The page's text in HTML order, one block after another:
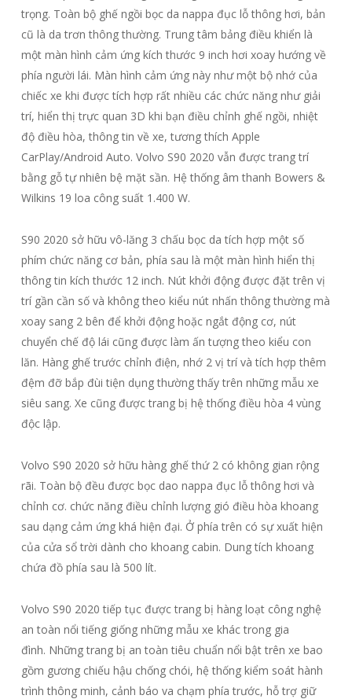
trọng. Toàn bộ ghế ngồi bọc da nappa đục lỗ thông hơi, bản
cũ là da trơn thông thường. Trung tâm bảng điều khiển là
một màn hình cảm ứng kích thước 9 inch hơi xoay hướng về
phía người lái. Màn hình cảm ứng này như một bộ nhớ của
chiếc xe khi được tích hợp rất nhiều các chức năng như giải
trí, hiển thị trực quan 3D khi bạn điều chỉnh ghế ngồi, nhiệt
độ điều hòa, thông tin về xe, tương thích Apple
CarPlay/Android Auto. Volvo S90 2020 vẫn được trang trí
bằng gỗ tự nhiên bệ mặt sần. Hệ thống âm thanh Bowers &
Wilkins 19 loa công suất 1.400 W.
S90 2020 sở hữu vô-lăng 3 chấu bọc da tích hợp một số
phím chức năng cơ bản, phía sau là một màn hình hiển thị
thông tin kích thước 12 inch. Nút khởi động được đặt trên vị
trí gần cần số và không theo kiểu nút nhấn thông thường mà
xoay sang 2 bên để khởi động hoặc ngắt động cơ, nút
chuyển chế độ lái cũng được làm ấn tượng theo kiểu con
lăn. Hàng ghế trước chỉnh điện, nhớ 2 vị trí và tích hợp thêm
đệm đỡ bắp đùi tiện dụng thường thấy trên những mẫu xe
siêu sang. Xe cũng được trang bị hệ thống điều hòa 4 vùng
độc lập.
Volvo S90 2020 sở hữu hàng ghế thứ 2 có không gian rộng
rãi. Toàn bộ đều được bọc dao nappa đục lỗ thông hơi và
chỉnh cơ. chức năng điều chỉnh lượng gió điều hòa khoang
sau dạng cảm ứng khá hiện đại. Ở phía trên có sự xuất hiện
của cửa sổ trời dành cho khoang cabin. Dung tích khoang
chứa đồ phía sau là 500 lít.
Volvo S90 2020 tiếp tục được trang bị hàng loạt công nghệ
an toàn nổi tiếng giống những mẫu xe khác trong gia
đình. Những trang bị an toàn tiêu chuẩn nổi bật trên xe bao
gồm gương chiếu hậu chống chói, hệ thống kiểm soát hành
trình thông minh, cảnh báo va chạm phía trước, hỗ trợ giữ